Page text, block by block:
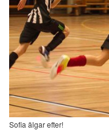
Sofia älgar efter!